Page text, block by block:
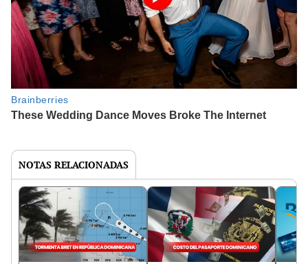
NOTAS RELACIONADAS